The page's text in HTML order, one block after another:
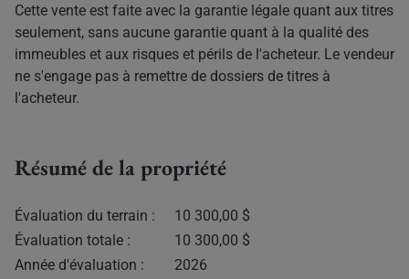
Cette vente est faite avec la garantie légale quant aux titres
seulement, sans aucune garantie quant à la qualité des
immeubles et aux risques et périls de l'acheteur. Le vendeur
ne s'engage pas à remettre de dossiers de titres à
l'acheteur.
Résumé de la propriété
Évaluation du terrain :
10 300,00 $
Évaluation totale :
10 300,00 $
Année d'évaluation :
2026